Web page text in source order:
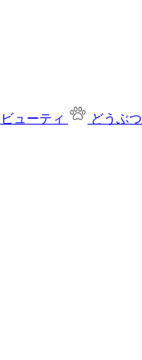
ビューティ どうぶつ